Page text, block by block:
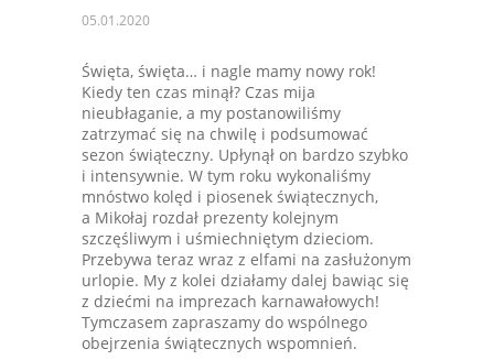
05.01.2020
Święta, święta… i nagle mamy nowy rok!
Kiedy ten czas minął? Czas mija
nieubłaganie, a my postanowiliśmy
zatrzymać się na chwilę i podsumować
sezon świąteczny. Upłynął on bardzo szybko
i intensywnie. W tym roku wykonaliśmy
mnóstwo kolęd i piosenek świątecznych,
a Mikołaj rozdał prezenty kolejnym
szczęśliwym i uśmiechniętym dzieciom.
Przebywa teraz wraz z elfami na zasłużonym
urlopie. My z kolei działamy dalej bawiąc się
z dziećmi na imprezach karnawałowych!
Tymczasem zapraszamy do wspólnego
obejrzenia świątecznych wspomnień.